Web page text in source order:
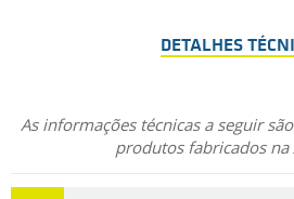
DETALHES
As informações técnicas a seguir
produtos fabricados na